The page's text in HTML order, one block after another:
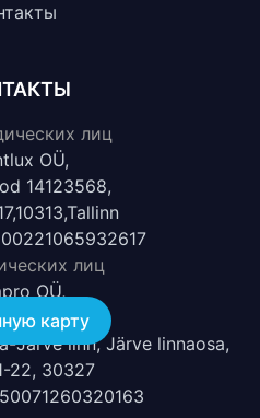
лиц
OÜ,
14123568,
лиц
OÜ,
17068812,
Järve linn, Järve linnaosa,
22, 30327
карту